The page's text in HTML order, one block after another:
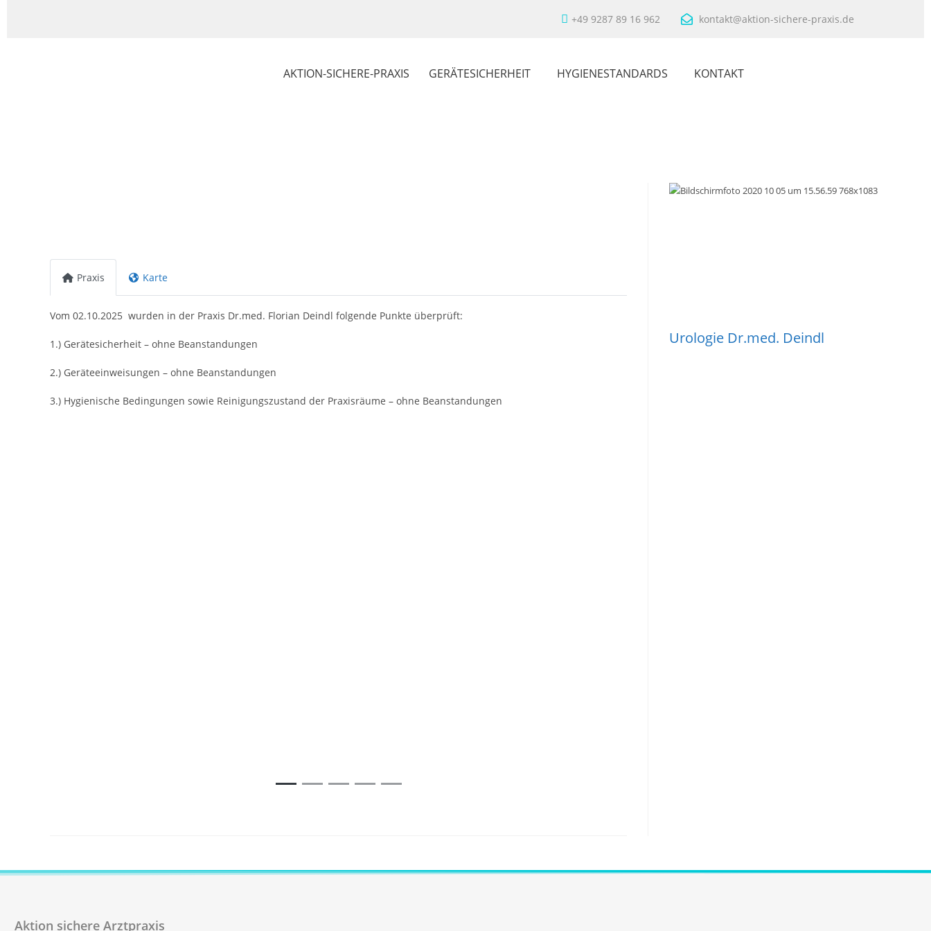
+49 9287 89 16 962 kontakt@aktion-sichere-praxis.de
AKTION-SICHERE-PRAXIS GERÄTESICHERHEIT HYGIENESTANDARDS KONTAKT
Praxis Karte
Vom 02.10.2025 wurden in der Praxis Dr.med. Florian Deindl folgende Punkte überprüft:
1.) Gerätesicherheit – ohne Beanstandungen
2.) Geräteeinweisungen – ohne Beanstandungen
3.) Hygienische Bedingungen sowie Reinigungszustand der Praxisräume – ohne Beanstandungen
Urologie Dr.med. Deindl
Aktion sichere Arztpraxis